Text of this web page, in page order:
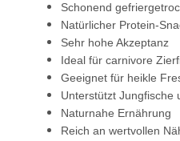
Schonend
Natürlicher Protein-
Sehr hohe Akzeptanz
Ideal für carnivore
Geeignet für heikle
Unterstützt Jungfische
Naturnahe Ernährung
Reich an wertvollen